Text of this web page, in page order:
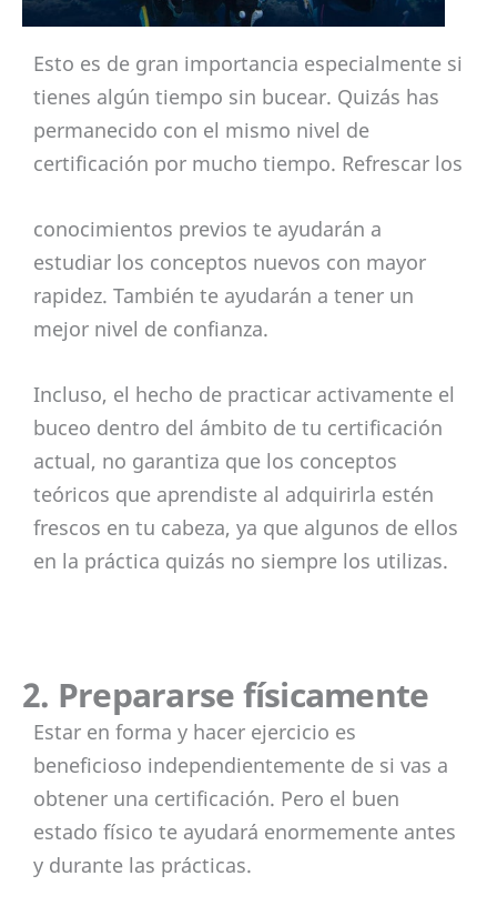
Esto es de gran importancia especialmente si
tienes algún tiempo sin bucear. Quizás has
permanecido con el mismo nivel de
certificación por mucho tiempo. Refrescar los
conocimientos previos te ayudarán a
estudiar los conceptos nuevos con mayor
rapidez. También te ayudarán a tener un
mejor nivel de confianza.
Incluso, el hecho de practicar activamente el
buceo dentro del ámbito de tu certificación
actual, no garantiza que los conceptos
teóricos que aprendiste al adquirirla estén
frescos en tu cabeza, ya que algunos de ellos
en la práctica quizás no siempre los utilizas.
2. Prepararse físicamente
Estar en forma y hacer ejercicio es
beneficioso independientemente de si vas a
obtener una certificación. Pero el buen
estado físico te ayudará enormemente antes
y durante las prácticas.